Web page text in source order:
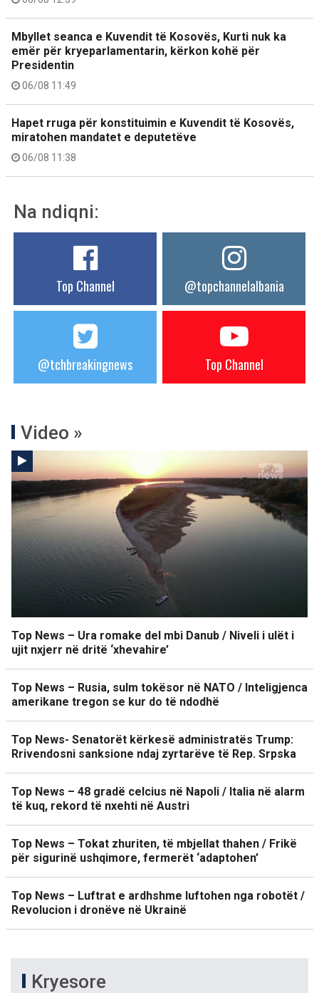
Mbyllet seanca e Kuvendit të Kosovës, Kurti nuk ka
emër për kryeparlamentarin, kërkon kohë për
Presidentin
06/08 11:49
Hapet rruga për konstituimin e Kuvendit të Kosovës,
miratohen mandatet e deputetëve
06/08 11:38
Na ndiqni:
Top Channel @topchannelalbania
@tchbreakingnews Top Channel
Video »
Top News – Ura romake del mbi Danub / Niveli i ulët i
ujit nxjerr në dritë ‘xhevahire’
Top News – Rusia, sulm tokësor në NATO / Inteligjenca
amerikane tregon se kur do të ndodhë
Top News- Senatorët kërkesë administratës Trump:
Rrivendosni sanksione ndaj zyrtarëve të Rep. Srpska
Top News – 48 gradë celcius në Napoli / Italia në alarm
të kuq, rekord të nxehti në Austri
Top News – Tokat zhuriten, të mbjellat thahen / Frikë
për sigurinë ushqimore, fermerët ‘adaptohen’
Top News – Luftrat e ardhshme luftohen nga robotët /
Revolucion i dronëve në Ukrainë
Kryesore